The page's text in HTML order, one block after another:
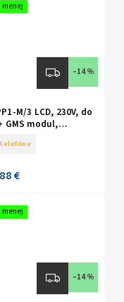
menej
–14 %
M/3 LCD, 230V, do
GMS modul,
€
menej
–14 %